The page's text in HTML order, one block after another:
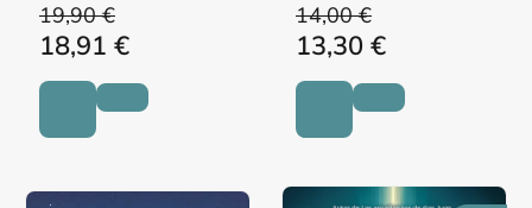
19,90 €
18,91 €
14,00 €
13,30 €